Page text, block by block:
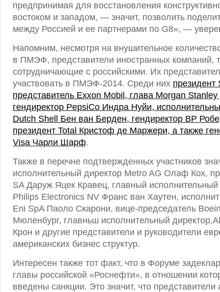
предпринимая для восстановления
востоком и западом, — значит, позволить
между Россией и ее партнерами по G8», —
Напомним, несмотря на внушительное
в ПМЭФ, представители иностранных компаний,
сотрудничающие с российскими. Их
участвовать в ПМЭФ-2014. Среди них президент
представитель Exxon Mobil, глава Morgan
гендиректор PepsiCo Индра Нуйи,
Dutch Shell Бен ван Берден, гендиректор ВР
президент Total Кристоф де Маржери, а также
Visa Чарли Шарф.
Также в перечне подтвержденных участников
исполнительный директор Metro AG Олаф Кох,
SA Даруж Яцек Кравец, главный исполнительный
Philips Electronics NV Франс ван Хаутен,
Eni SpA Паоло Скарони, вице-председатель
Мюленбург, главньш исполнительный
Крон и другие представители и руководители
американских бизнес структур.
Интересен также тот факт, что в Форуме
главы российской «Роснефти», в отношении
введены санкции. Это значит, что представители